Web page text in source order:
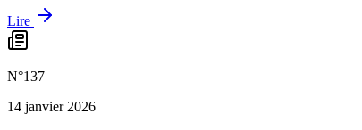
Lire
N°137
14 janvier 2026